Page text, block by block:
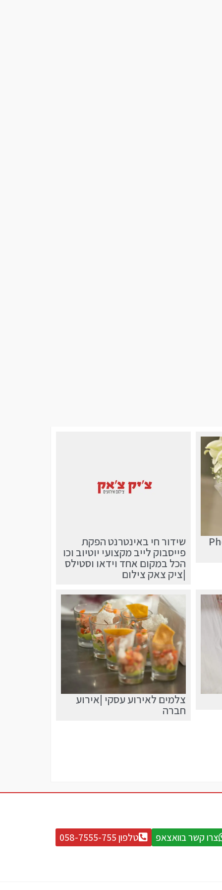
שידור חי באינטרנט הפקת
פייסבוק לייב מקצועי יוטיוב וכו
הכל במקום אחד וידאו וסטילס
|ציק צאק צילום
צלמים לאירוע עסקי |אירוע
חברה
צרו קשר בוואצאפ טלפון 058-7555-755